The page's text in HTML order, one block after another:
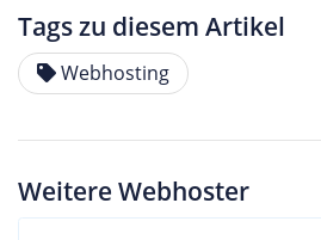
Tags zu diesem Artikel
Webhosting
Weitere Webhoster